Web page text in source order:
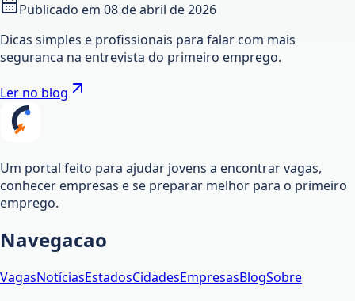
Publicado em 08 de abril de 2026
Dicas simples e profissionais para falar com mais
seguranca na entrevista do primeiro emprego.
Ler no blog
Um portal feito para ajudar jovens a encontrar vagas,
conhecer empresas e se preparar melhor para o primeiro
emprego.
Navegacao
VagasNotíciasEstadosCidadesEmpresasBlogSobre